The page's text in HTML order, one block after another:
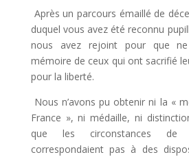
Après un parcours émaillé de
duquel vous avez été reconnu
nous avez rejoint pour que
mémoire de ceux qui ont sacrifié
pour la liberté.
Nous n’avons pu obtenir ni la «
France », ni médaille, ni
que les circonstances
correspondaient pas à des